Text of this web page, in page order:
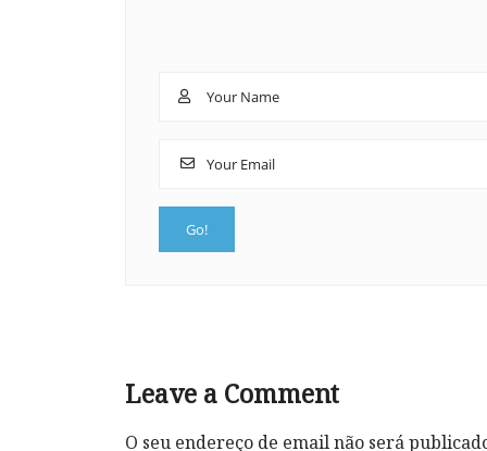
Leave a Comment
O seu endereço de email não será